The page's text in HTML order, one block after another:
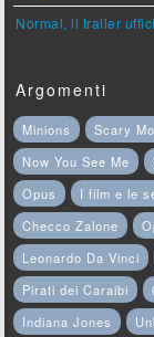
Normal, il trailer
Argomenti
Minions Scary
Now You See Me
Opus
I film e le
Checco Zalone
Leonardo Da Vinci
Pirati dei Caraibi
Indiana Jones